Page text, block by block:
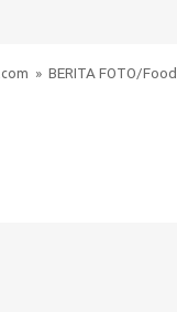
» BERITA FOTO/Food